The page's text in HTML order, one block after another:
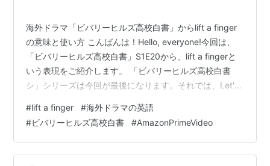
海外ドラマ「ビバリーヒルズ高校白書」からlift a finger
の意味と使い方 こんばんは！Hello, everyone!今回は、
「ビバリーヒルズ高校白書」S1E20から、lift a fingerと
いう表現をご紹介します。 「ビバリーヒルズ高校白書
シ」シリーズは今回が最後になります。それでは、Let's
fingerの意味と使い方 まずは、「ビバリーヒルズ高校白
書」S1E20からの台詞を見ていきましょう。ブレンダは
ある日迷子の犬を見つけ家に連れて帰ります。家で飼い
たいというブレンダに、散歩をさせたり…
#lift a finger #海外ドラマの英語
#ビバリーヒルズ高校白書 #AmazonPrimeVideo